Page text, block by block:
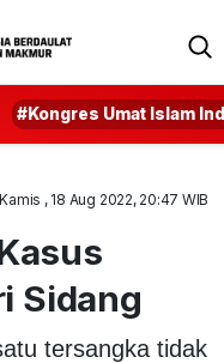
#Kongres Umat Islam
Kamis , 18 Aug 2022, 20:47 WIB
Sidang
tersangka tidak